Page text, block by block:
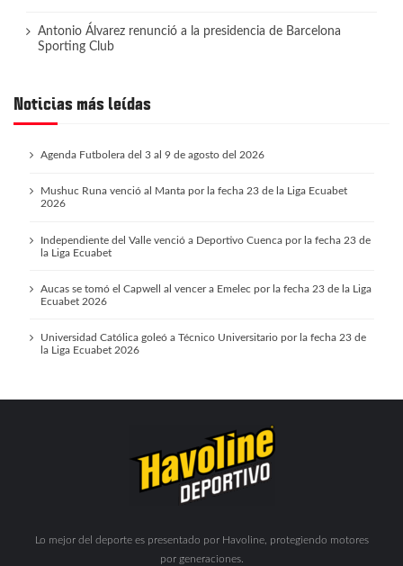
Antonio Álvarez renunció a la presidencia de Barcelona
Sporting Club
Noticias más leídas
Agenda Futbolera del 3 al 9 de agosto del 2026
Mushuc Runa venció al Manta por la fecha 23 de la Liga Ecuabet
2026
Independiente del Valle venció a Deportivo Cuenca por la fecha 23 de
la Liga Ecuabet
Aucas se tomó el Capwell al vencer a Emelec por la fecha 23 de la Liga
Ecuabet 2026
Universidad Católica goleó a Técnico Universitario por la fecha 23 de
la Liga Ecuabet 2026
Lo mejor del deporte es presentado por Havoline, protegiendo motores
por generaciones.